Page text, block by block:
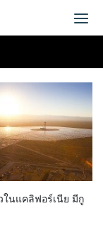
ในแคลิฟอร์เนีย มีกู